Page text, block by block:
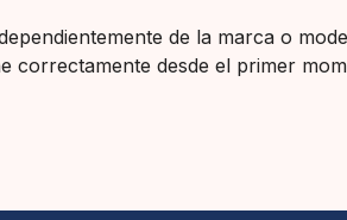
de la marca o
correctamente desde el primer